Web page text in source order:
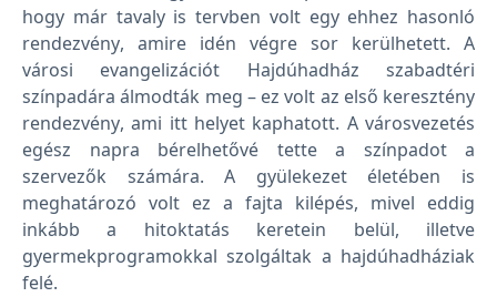
hogy már tavaly is tervben volt egy ehhez hasonló
rendezvény, amire idén végre sor kerülhetett. A
városi evangelizációt Hajdúhadház szabadtéri
színpadára álmodták meg – ez volt az első keresztény
rendezvény, ami itt helyet kaphatott. A városvezetés
egész napra bérelhetővé tette a színpadot a
szervezők számára. A gyülekezet életében is
meghatározó volt ez a fajta kilépés, mivel eddig
inkább a hitoktatás keretein belül, illetve
gyermekprogramokkal szolgáltak a hajdúhadháziak
felé.